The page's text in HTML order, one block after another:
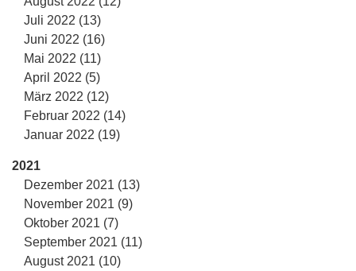
Juli 2022 (13)
Juni 2022 (16)
Mai 2022 (11)
April 2022 (5)
März 2022 (12)
Februar 2022 (14)
Januar 2022 (19)
2021
Dezember 2021 (13)
November 2021 (9)
Oktober 2021 (7)
September 2021 (11)
August 2021 (10)